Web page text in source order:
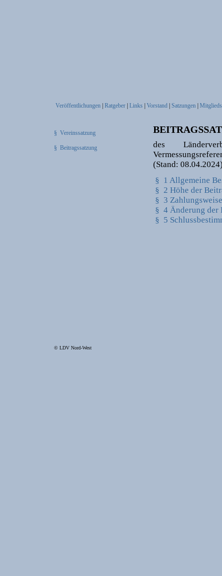
Veröffentlichungen Ratgeber Links Vorstand Satzungen
§ Vereinssatzung
§ Beitragssatzung
des
(Stand:
§ 1 Allgemeine
§ 2 Höhe der
§ 3
§ 4 Änderung der
§ 5
© LDV Nord-West